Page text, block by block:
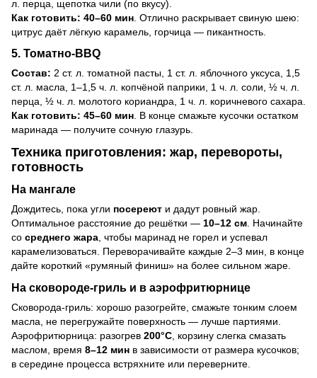
л. перца, щепотка чили (по вкусу).
Как готовить: 40–60 мин . Отлично раскрывает свиную шею:
цитрус даёт лёгкую карамель, горчица — пикантность.
5. Томатно-BBQ
Состав: 2 ст. л. томатной пасты, 1 ст. л. яблочного уксуса, 1,5
ст. л. масла, 1–1,5 ч. л. копчёной паприки, 1 ч. л. соли, ½ ч. л.
перца, ½ ч. л. молотого кориандра, 1 ч. л. коричневого сахара.
Как готовить: 45–60 мин. В конце смажьте кусочки остатком
маринада — получите сочную глазурь.
Техника приготовления: жар, перевороты,
готовность
На мангале
Дождитесь, пока угли посереют и дадут ровный жар.
Оптимальное расстояние до решётки — 10–12 см. Начинайте
со среднего жара, чтобы маринад не горел и успевал
карамелизоваться. Переворачивайте каждые 2–3 мин, в конце
дайте короткий «румяный финиш» на более сильном жаре.
На сковороде-гриль и в аэрофритюрнице
Сковорода-гриль: хорошо разогрейте, смажьте тонким слоем
масла, не перегружайте поверхность — лучше партиями.
Аэрофритюрница: разогрев 200°C , корзину слегка смазать
маслом, время 8–12 мин в зависимости от размера кусочков;
в середине процесса встряхните или переверните.